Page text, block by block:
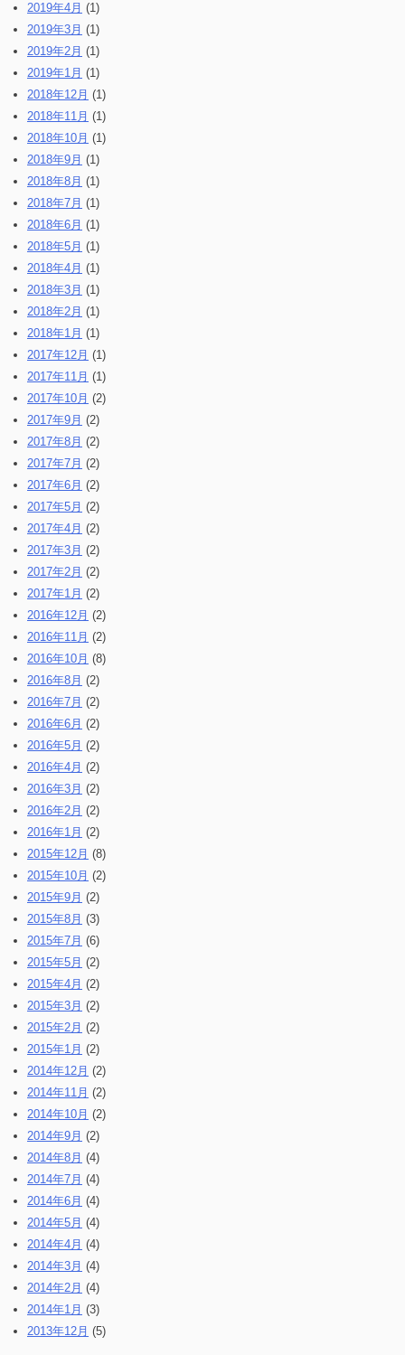
2019年4月 (1)
2019年3月 (1)
2019年2月 (1)
2019年1月 (1)
2018年12月 (1)
2018年11月 (1)
2018年10月 (1)
2018年9月 (1)
2018年8月 (1)
2018年7月 (1)
2018年6月 (1)
2018年5月 (1)
2018年4月 (1)
2018年3月 (1)
2018年2月 (1)
2018年1月 (1)
2017年12月 (1)
2017年11月 (1)
2017年10月 (2)
2017年9月 (2)
2017年8月 (2)
2017年7月 (2)
2017年6月 (2)
2017年5月 (2)
2017年4月 (2)
2017年3月 (2)
2017年2月 (2)
2017年1月 (2)
2016年12月 (2)
2016年11月 (2)
2016年10月 (8)
2016年8月 (2)
2016年7月 (2)
2016年6月 (2)
2016年5月 (2)
2016年4月 (2)
2016年3月 (2)
2016年2月 (2)
2016年1月 (2)
2015年12月 (8)
2015年10月 (2)
2015年9月 (2)
2015年8月 (3)
2015年7月 (6)
2015年5月 (2)
2015年4月 (2)
2015年3月 (2)
2015年2月 (2)
2015年1月 (2)
2014年12月 (2)
2014年11月 (2)
2014年10月 (2)
2014年9月 (2)
2014年8月 (4)
2014年7月 (4)
2014年6月 (4)
2014年5月 (4)
2014年4月 (4)
2014年3月 (4)
2014年2月 (4)
2014年1月 (3)
2013年12月 (5)